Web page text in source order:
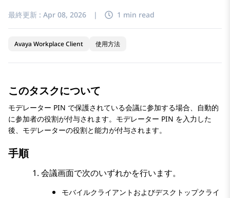
最終更新 : Apr 08, 2026 | 1 min read
Avaya Workplace Client 使用方法
このタスクについて
モデレーター PIN で保護されている会議に参加する場合、自動的
に参加者の役割が付与されます。モデレーター PIN を入力した
後、モデレーターの役割と能力が付与されます。
手順
会議画面で次のいずれかを行います。
モバイルクライアントおよびデスクトップクライ